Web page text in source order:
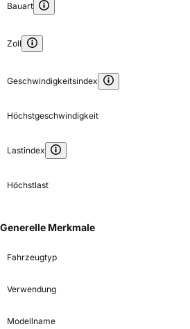
Bauart
Zoll
Geschwindigkeitsindex
Höchstgeschwindigkeit
Lastindex
Höchstlast
Generelle Merkmale
Fahrzeugtyp
Verwendung
Modellname